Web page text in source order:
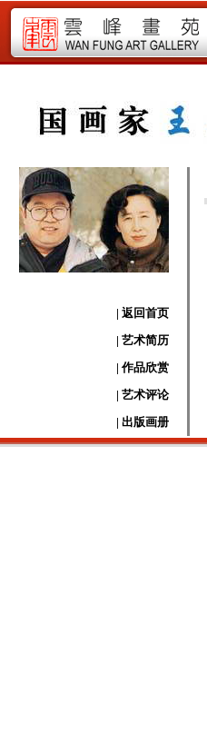
| 返回首页
| 艺术简历
| 作品欣赏
| 艺术评论
| 出版画册